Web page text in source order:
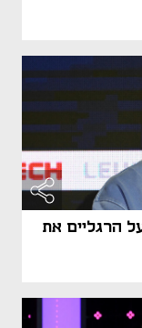
הרגליים את